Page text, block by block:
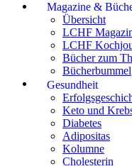
Magazine &
Übersicht
LCHF
LCHF
Bücher zum
Bücherbummel
Gesundheit
Keto und
Diabetes
Adipositas
Kolumne
Cholesterin